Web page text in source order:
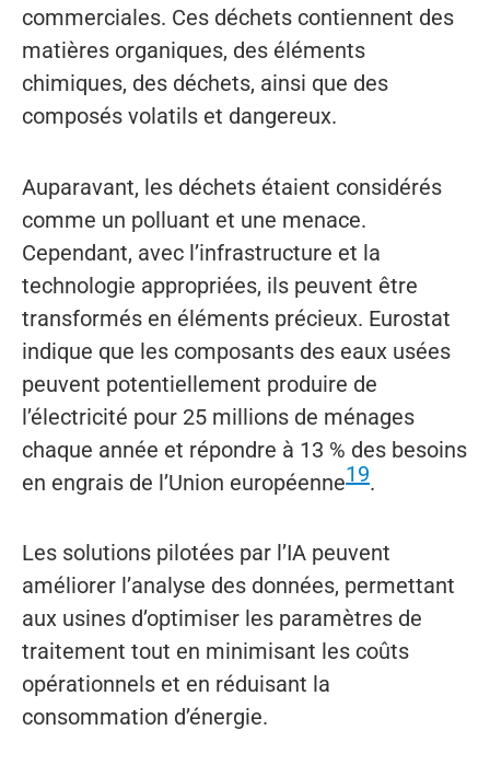
commerciales. Ces déchets contiennent des
matières organiques, des éléments
chimiques, des déchets, ainsi que des
composés volatils et dangereux.
Auparavant, les déchets étaient considérés
comme un polluant et une menace.
Cependant, avec l’infrastructure et la
technologie appropriées, ils peuvent être
transformés en éléments précieux. Eurostat
indique que les composants des eaux usées
peuvent potentiellement produire de
l’électricité pour 25 millions de ménages
chaque année et répondre à 13 % des besoins
en engrais de l’Union européenne19.
Les solutions pilotées par l’IA peuvent
améliorer l’analyse des données, permettant
aux usines d’optimiser les paramètres de
traitement tout en minimisant les coûts
opérationnels et en réduisant la
consommation d’énergie.